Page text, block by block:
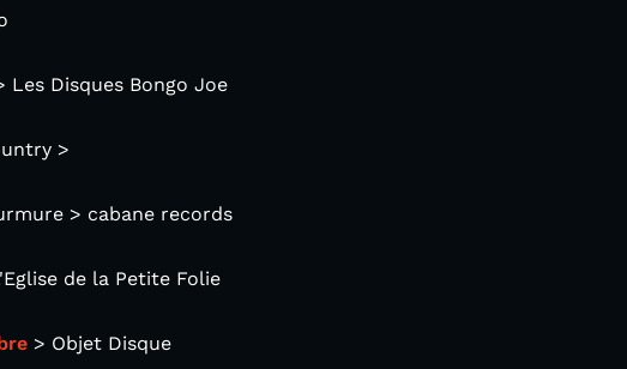
Les Disques Bongo Joe
>
> cabane records
de la Petite Folie
> Objet Disque